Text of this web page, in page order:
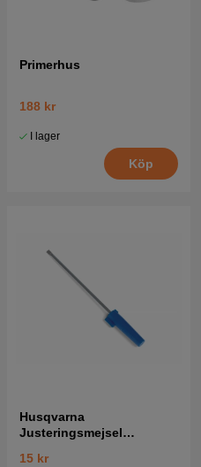
Primerhus
188 kr
I lager
Köp
Husqvarna
Justeringsmejsel
15 kr